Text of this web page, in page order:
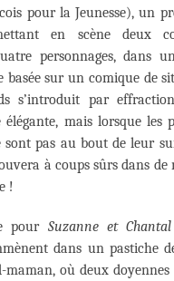
pour la Jeunesse), un
en scène deux
personnages, dans
basée sur un comique de
s’introduit par
élégante, mais lorsque les
pas au bout de leur
à coups sûrs dans de
!
pour Suzanne et Chantal
dans un pastiche
où deux doyennes